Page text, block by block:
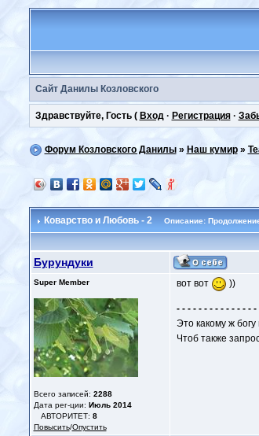
Сайт Данилы Козловского
Здравствуйте, Гость ( Вход· Регистрация·
Форум Козловского Данилы» Наш кумир»
Коварство и Любовь - 2 Описание:
Бурундуки
Super Member
Всего записей: 2288
Дата рег-ции: Июль 2014
АВТОРИТЕТ: 8
Повысить/Опустить
вот вот ))
- - - - - - - - - - - - - -
Это какому ж
Чтоб также